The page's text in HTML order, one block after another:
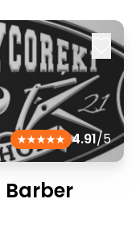
4.91/5
Barber